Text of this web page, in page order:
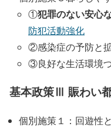
①犯罪のない安心
防犯活動強化
②感染症の予防と
③良好な生活環境
基本政策Ⅲ 賑わい
個別施策１：回遊性